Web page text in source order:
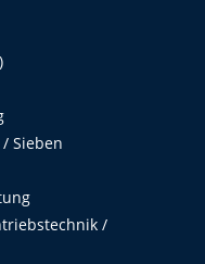
Sieben
/